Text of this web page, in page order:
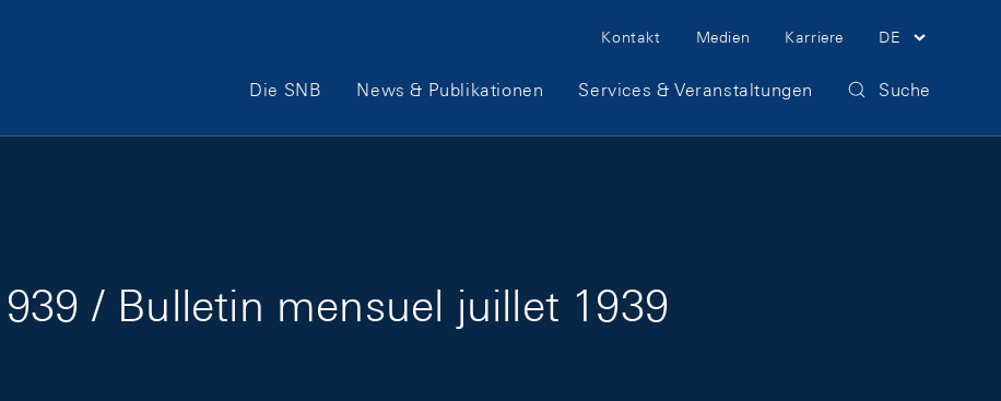
Meta Navigation
Kontakt Medien Karriere DE
Hauptnavigation
Die SNB News & Publikationen Services & Veranstaltungen Suche
/ Bulletin mensuel juillet 1939